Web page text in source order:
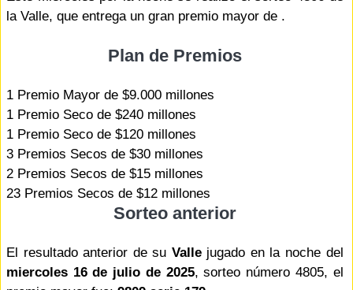
la Valle, que entrega un gran premio mayor de .
Plan de Premios
1 Premio Mayor de $9.000 millones
1 Premio Seco de $240 millones
1 Premio Seco de $120 millones
3 Premios Secos de $30 millones
2 Premios Secos de $15 millones
23 Premios Secos de $12 millones
Sorteo anterior
El resultado anterior de su Vallejugado en la noche del
miercoles 16 de julio de 2025, sorteo número 4805, el